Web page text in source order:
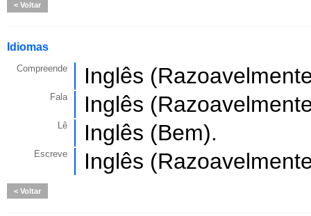
Voltar
Idiomas
Compreende Inglês
Fala Inglês
Lê Inglês (Bem).
Escreve Inglês
Voltar